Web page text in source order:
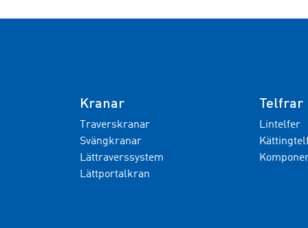
Kranar
Traverskranar
Svängkranar
Lättraverssystem
Lättportalkran
Telfrar
Lintelfer